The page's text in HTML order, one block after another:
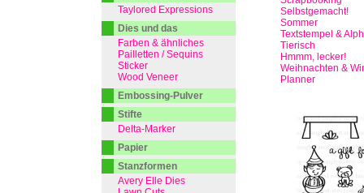
Selbstgemacht!
Sommer
Textstempel &
Tierisch
Hmmm, lecker!
Weihnachten &
Planner
Taylored Expressions
Dies und das
Farben & ähnliches
Pailletten / Sequins
Sticker
Wood Veneer
Embossing-Pulver
Stifte
Delta-Marker
Papier
Stanzformen
Avery Elle Dies